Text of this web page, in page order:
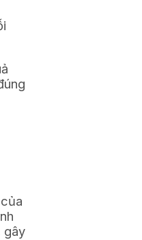
gây